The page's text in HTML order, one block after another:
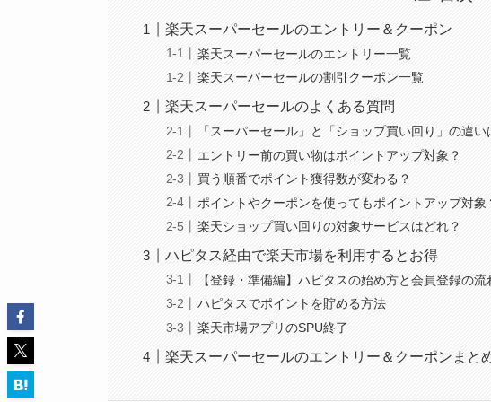
楽天スーパーセールのエントリー＆クーポン
楽天スーパーセールのエントリー一覧
楽天スーパーセールの割引クーポン一覧
楽天スーパーセールのよくある質問
「スーパーセール」と「ショップ買い回り」の違い
エントリー前の買い物はポイントアップ対象？
買う順番でポイント獲得数が変わる？
ポイントやクーポンを使ってもポイントアップ対象
楽天ショップ買い回りの対象サービスはどれ？
ハピタス経由で楽天市場を利用するとお得
【登録・準備編】ハピタスの始め方と会員登録の流
ハピタスでポイントを貯める方法
楽天市場アプリのSPU終了
楽天スーパーセールのエントリー＆クーポンまと